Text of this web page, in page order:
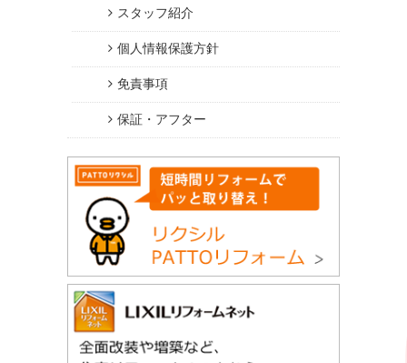
スタッフ紹介
個人情報保護方針
免責事項
保証・アフター